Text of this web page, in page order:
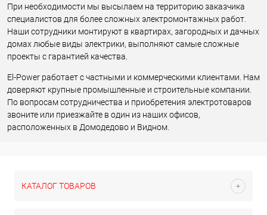
При необходимости мы высылаем на территорию заказчика
специалистов для более сложных электромонтажных работ.
Наши сотрудники монтируют в квартирах, загородных и дачных
домах любые виды электрики, выполняют самые сложные
проекты с гарантией качества.
El-Power работает с частными и коммерческими клиентами. Нам
доверяют крупные промышленные и строительные компании.
По вопросам сотрудничества и приобретения электротоваров
звоните или приезжайте в один из наших офисов,
расположенных в Домодедово и Видном.
КАТАЛОГ ТОВАРОВ